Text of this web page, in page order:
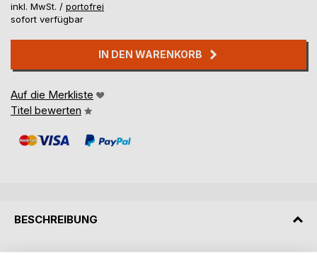
inkl. MwSt. / portofrei
sofort verfügbar
IN DEN WARENKORB
Auf die Merkliste
Titel bewerten
BESCHREIBUNG